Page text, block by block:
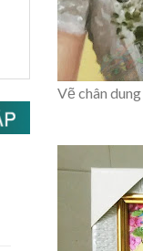
Vẽ chân